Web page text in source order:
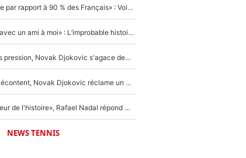
«C'est un beau salaire par rapport à 90 % des Français» : Voilà combien touchait Nelson Monfort sur France Télévisions avant de rejoindre CNews
«Elle était en couple avec un ami à moi» : L’improbable histoire derrière la «seule relation longue» de Novak Djokovic
Wimbledon : Mis sous pression, Novak Djokovic s'agace devant la presse !
«Trop de conflits» : Mécontent, Novak Djokovic réclame un grand changement !
«C'est le meilleur joueur de l'histoire», Rafael Nadal répond à la question que tout le monde se pose !
NEWS TENNIS